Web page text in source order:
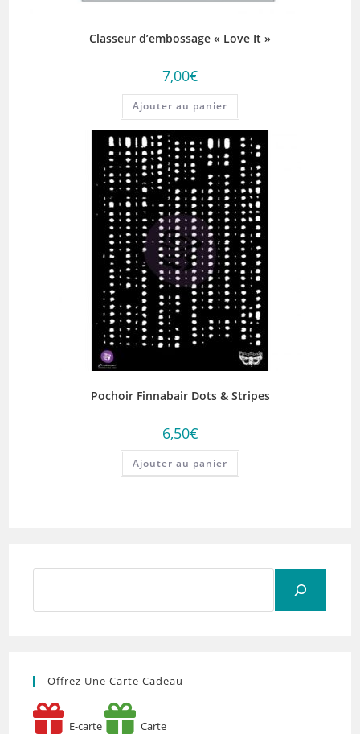
Classeur d’embossage « Love It »
7,00€
Ajouter au panier
Pochoir Finnabair Dots & Stripes
6,50€
Ajouter au panier
Offrez Une Carte Cadeau
E-carte Carte